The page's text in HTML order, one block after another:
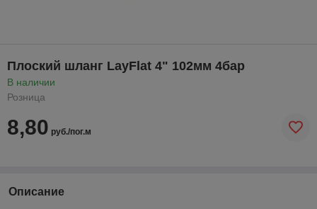
Плоский шланг LayFlat 4" 102мм 4бар
В наличии
Розница
8,80 руб./пог.м
Описание